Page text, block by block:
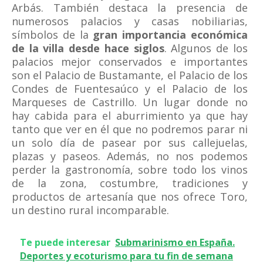
Arbás. También destaca la presencia de
numerosos palacios y casas nobiliarias,
símbolos de la gran importancia económica
de la villa desde hace siglos. Algunos de los
palacios mejor conservados e importantes
son el Palacio de Bustamante, el Palacio de los
Condes de Fuentesaúco y el Palacio de los
Marqueses de Castrillo. Un lugar donde no
hay cabida para el aburrimiento ya que hay
tanto que ver en él que no podremos parar ni
un solo día de pasear por sus callejuelas,
plazas y paseos. Además, no nos podemos
perder la gastronomía, sobre todo los vinos
de la zona, costumbre, tradiciones y
productos de artesanía que nos ofrece Toro,
un destino rural incomparable.
Te puede interesar Submarinismo en España.
Deportes y ecoturismo para tu fin de semana